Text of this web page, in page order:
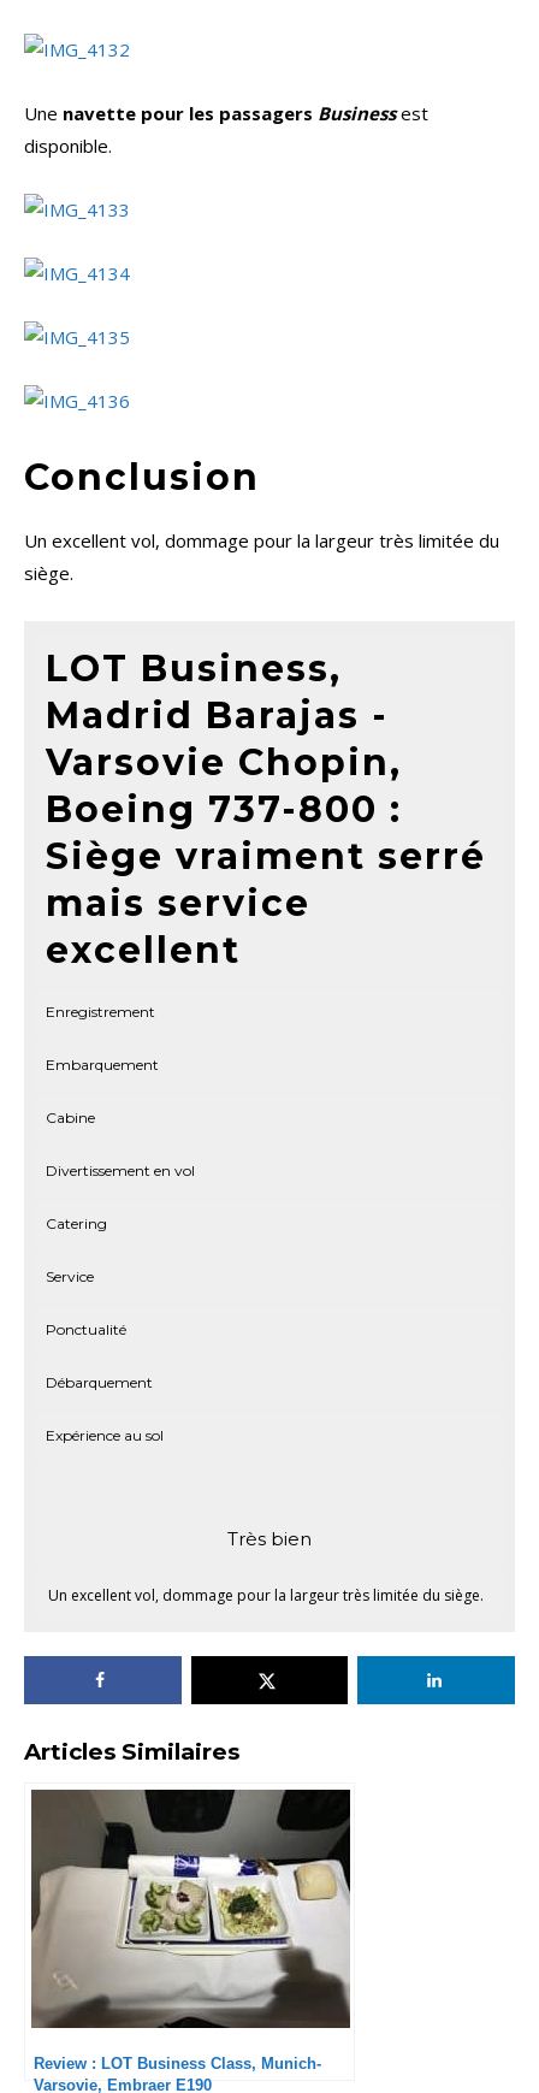
Une navette pour les passagers Businessest
disponible.
Conclusion
Un excellent vol, dommage pour la largeur très limitée du
siège.
LOT Business,
Madrid Barajas -
Varsovie Chopin,
Boeing 737-800 :
Siège vraiment serré
mais service
excellent
Enregistrement
Embarquement
Cabine
Divertissement en vol
Catering
Service
Ponctualité
Débarquement
Expérience au sol
Très bien
Un excellent vol, dommage pour la largeur très limitée du siège.
Articles Similaires
Review : LOT Business Class, Munich-
Varsovie, Embraer E190